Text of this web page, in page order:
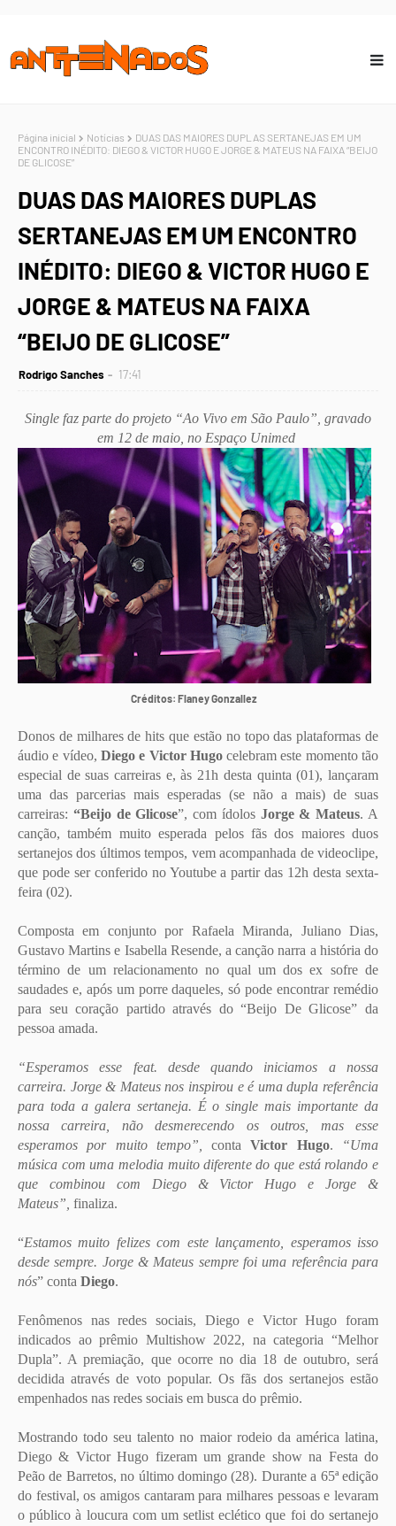
Página inicial Notícias
DUAS DAS MAIORES DUPLAS SERTANEJAS EM UM
ENCONTRO INÉDITO: DIEGO & VICTOR HUGO E JORGE & MATEUS NA FAIXA “BEIJO
DE GLICOSE”
DUAS DAS MAIORES DUPLAS
SERTANEJAS EM UM ENCONTRO
INÉDITO: DIEGO & VICTOR HUGO E
JORGE & MATEUS NA FAIXA
“BEIJO DE GLICOSE”
Rodrigo Sanches 17:41
Single faz parte do projeto “Ao Vivo em São Paulo”, gravado
em 12 de maio, no Espaço Unimed
Créditos: Flaney Gonzallez
Donos de milhares de hits que estão no topo das plataformas de
áudio e vídeo, Diego e Victor Hugocelebram este momento tão
especial de suas carreiras e, às 21h desta quinta (01), lançaram
uma das parcerias mais esperadas (se não a mais) de suas
carreiras: “Beijo de Glicose”, com ídolos Jorge & Mateus. A
canção, também muito esperada pelos fãs dos maiores duos
sertanejos dos últimos tempos, vem acompanhada de videoclipe,
que pode ser conferido no Youtube a partir das 12h desta sexta-
feira (02).
Composta em conjunto por Rafaela Miranda, Juliano Dias,
Gustavo Martins e Isabella Resende, a canção narra a história do
término de um relacionamento no qual um dos ex sofre de
saudades e, após um porre daqueles, só pode encontrar remédio
para seu coração partido através do “Beijo De Glicose” da
pessoa amada.
“Esperamos esse feat. desde quando iniciamos a nossa
carreira. Jorge & Mateus nos inspirou e é uma dupla referência
para toda a galera sertaneja. É o single mais importante da
nossa carreira, não desmerecendo os outros, mas esse
esperamos por muito tempo”,
contaVictor Hugo.
“Uma
música com uma melodia muito diferente do que está rolando e
que combinou com Diego & Victor Hugo e Jorge &
Mateus”, finaliza.
“Estamos muito felizes com este lançamento, esperamos isso
desde sempre. Jorge & Mateus sempre foi uma referência para
nós” conta Diego.
Fenômenos nas redes sociais, Diego e Victor Hugo foram
indicados ao prêmio Multishow 2022, na categoria “Melhor
Dupla”. A premiação, que ocorre no dia 18 de outubro, será
decidida através de voto popular. Os fãs dos sertanejos estão
empenhados nas redes sociais em busca do prêmio.
Mostrando todo seu talento no maior rodeio da américa latina,
Diego & Victor Hugo fizeram um grande show na Festa do
Peão de Barretos, no último domingo (28). Durante a 65ª edição
do festival, os amigos cantaram para milhares pessoas e levaram
o público à loucura com um setlist eclético que foi do sertanejo